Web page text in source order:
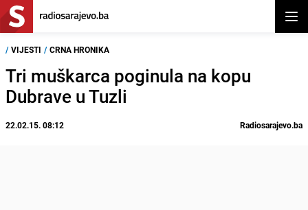
/ VIJESTI / CRNA HRONIKA
Tri muškarca poginula na kopu
Dubrave u Tuzli
22.02.15. 08:12 Radiosarajevo.ba